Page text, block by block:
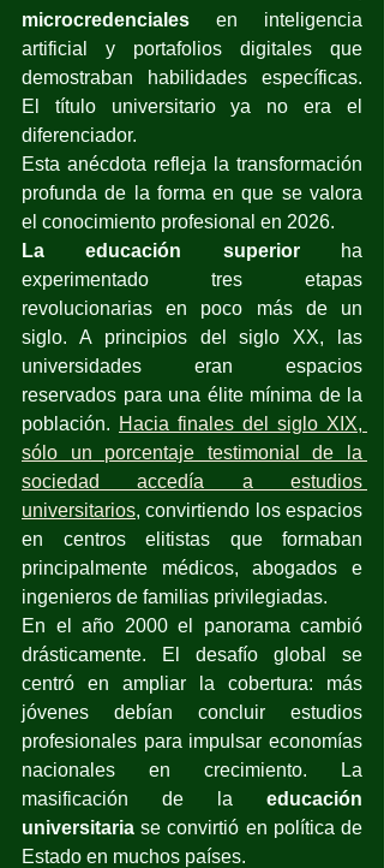
microcredenciales en inteligencia
artificial y portafolios digitales que
demostraban habilidades específicas.
El título universitario ya no era el
diferenciador.
Esta anécdota refleja la transformación
profunda de la forma en que se valora
el conocimiento profesional en 2026.
La educación superior ha
experimentado tres etapas
revolucionarias en poco más de un
siglo. A principios del siglo XX, las
universidades eran espacios
reservados para una élite mínima de la
población. Hacia finales del siglo XIX,
sólo un porcentaje testimonial de la
sociedad accedía a estudios
universitarios, convirtiendo los espacios
en centros elitistas que formaban
principalmente médicos, abogados e
ingenieros de familias privilegiadas.
En el año 2000 el panorama cambió
drásticamente. El desafío global se
centró en ampliar la cobertura: más
jóvenes debían concluir estudios
profesionales para impulsar economías
nacionales en crecimiento. La
masificación de la educación
universitaria se convirtió en política de
Estado en muchos países.